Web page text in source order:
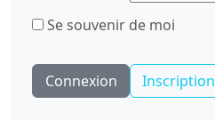
Se souvenir de moi
Inscription